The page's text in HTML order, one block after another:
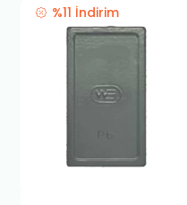
%11 İndirim